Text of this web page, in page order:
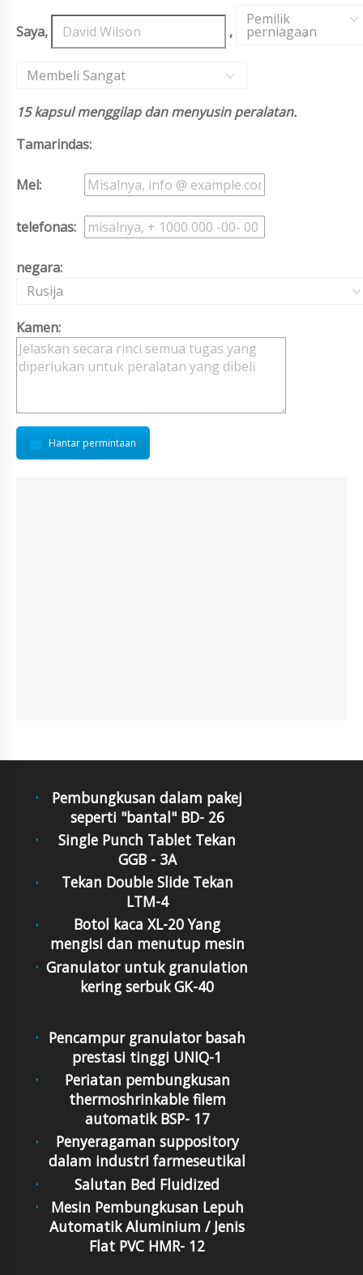
Saya, ,
Pemilik
perniagaan
,
Membeli Sangat
15 kapsul menggilap dan menyusin peralatan.
Tamarindas:
Mel:
telefonas:
negara:
Rusija
Kamen:
Hantar permintaan
Pembungkusan dalam pakej
seperti "bantal" BD- 26
Single Punch Tablet Tekan
GGB - 3A
Tekan Double Slide Tekan
LTM-4
Botol kaca XL-20 Yang
mengisi dan menutup mesin
Granulator untuk granulation
kering serbuk GK-40
Pencampur granulator basah
prestasi tinggi UNIQ-1
Periatan pembungkusan
thermoshrinkable filem
automatik BSP- 17
Penyeragaman suppository
dalam industrI farmeseutikal
Salutan Bed Fluidized
Mesin Pembungkusan Lepuh
Automatik Aluminium / Jenis
Flat PVC HMR- 12